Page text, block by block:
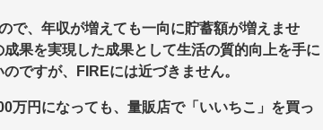
で、年収が増えても一向に貯蓄額が増えませ
果を実現した成果として生活の質的向上を手に
ですが、FIREには近づきません。
万円になっても、量販店で「いいちこ」を買っ